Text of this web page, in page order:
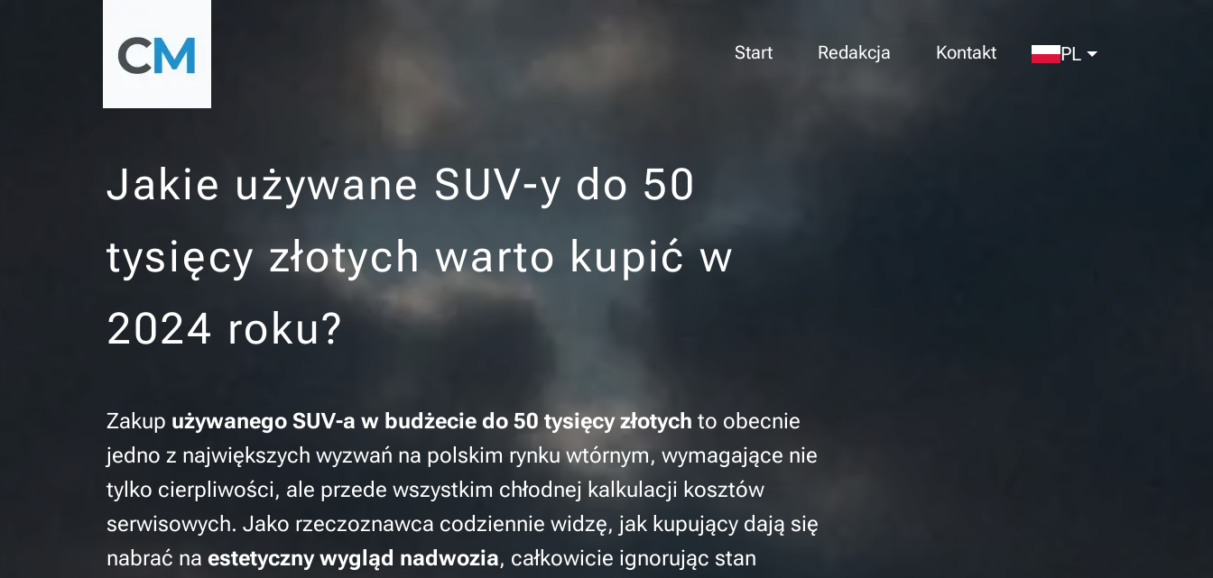
Start Redakcja Kontakt PL
Jakie używane SUV-y do 50
tysięcy złotych warto kupić w
2024 roku?
Zakup używanego SUV-a w budżecie do 50 tysięcy złotych to obecnie
jedno z największych wyzwań na polskim rynku wtórnym, wymagające nie
tylko cierpliwości, ale przede wszystkim chłodnej kalkulacji kosztów
serwisowych. Jako rzeczoznawca codziennie widzę, jak kupujący dają się
nabrać na estetyczny wygląd nadwozia, całkowicie ignorując stan